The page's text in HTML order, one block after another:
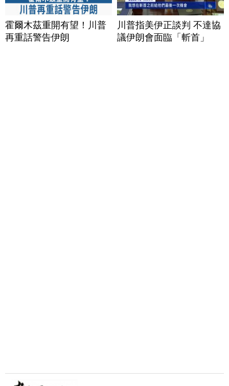
霍爾木茲重開有望！川普
再重話警告伊朗
川普指美伊正談判 不達協
議伊朗會面臨「斬首」